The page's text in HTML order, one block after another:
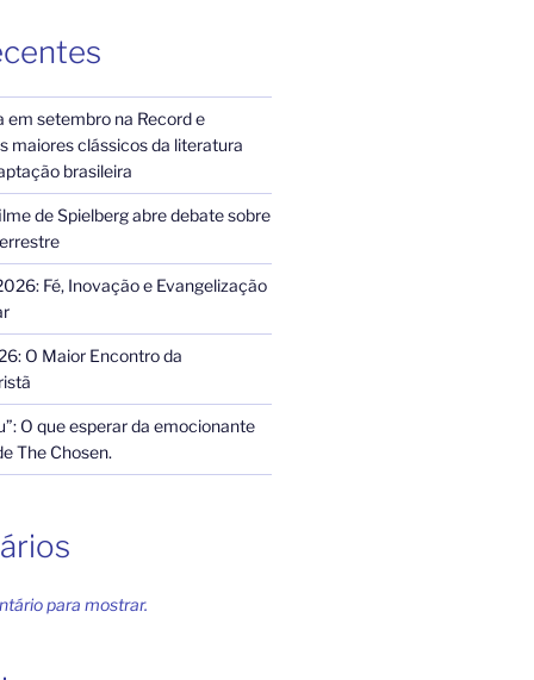
em setembro na Record e
maiores clássicos da literatura
brasileira
de Spielberg abre debate sobre
Fé, Inovação e Evangelização
O Maior Encontro da
O que esperar da emocionante
The Chosen.
para mostrar.